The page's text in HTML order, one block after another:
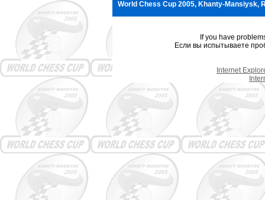
World Chess Cup 2005, Khanty-Mansiysk,
If you have
Если вы испытываете
Internet